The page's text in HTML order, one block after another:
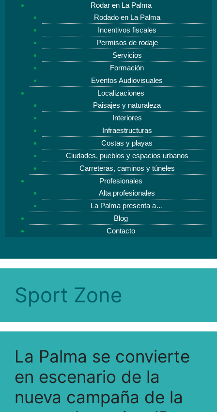
Rodar en La Palma
Rodado en La Palma
Incentivos fiscales
Permisos de rodaje
Servicios
Formación
Eventos Audiovisuales
Localizaciones
Paisajes y naturaleza
Interiores
Infraestructuras
Costas y playas
Ciudades, pueblos y espacios urbanos
Carreteras, caminos y túneles
Profesionales
Alta profesionales
La Palma presenta a…
Blog
Contacto
Sport Zone
La Palma se convierte
en escenario de la
nueva campaña de la